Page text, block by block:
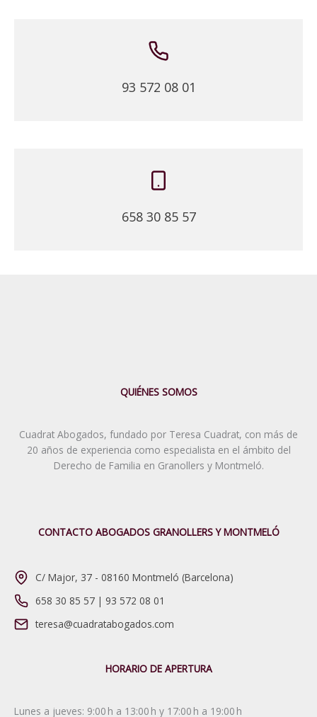
93 572 08 01
658 30 85 57
QUIÉNES SOMOS
Cuadrat Abogados, fundado por Teresa Cuadrat, con más de
20 años de experiencia como especialista en el ámbito del
Derecho de Familia en Granollers y Montmeló.
CONTACTO ABOGADOS GRANOLLERS Y MONTMELÓ
C/ Major, 37 - 08160 Montmeló (Barcelona)
658 30 85 57 | 93 572 08 01
teresa@cuadratabogados.com
HORARIO DE APERTURA
Lunes a jueves: 9:00 h a 13:00 h y 17:00 h a 19:00 h